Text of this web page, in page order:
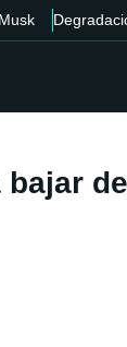
bajar